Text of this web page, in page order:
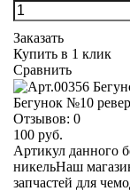
Заказать
Купить в 1 клик
Сравнить
Бегунок №10
Отзывов: 0
100 руб.
Артикул данного
никельНаш
запчастей для